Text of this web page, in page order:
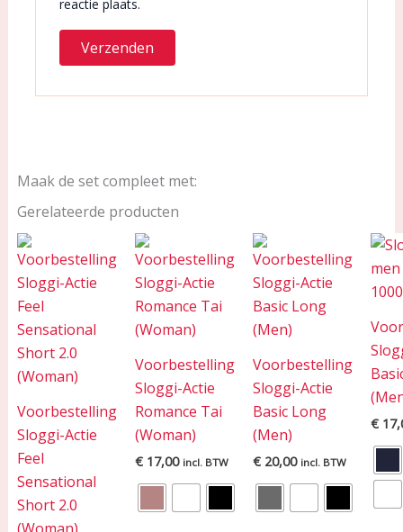
reactie plaats.
Maak de set compleet met:
Gerelateerde producten
Voorbestelling
Sloggi-Actie
Feel
Sensational
Short 2.0
Voorbestelling
Sloggi-Actie
Romance Tai
(Woman)
€17,00 incl. BTW
Voorbestelling
Sloggi-Actie
Basic Long
(Men)
€20,00 incl. BTW
€